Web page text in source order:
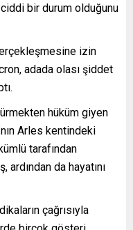
bir durum olduğunu
izin
adada olası şiddet
hüküm giyen
Arles kentindeki
tarafından
ardından da hayatını
çağrısıyla